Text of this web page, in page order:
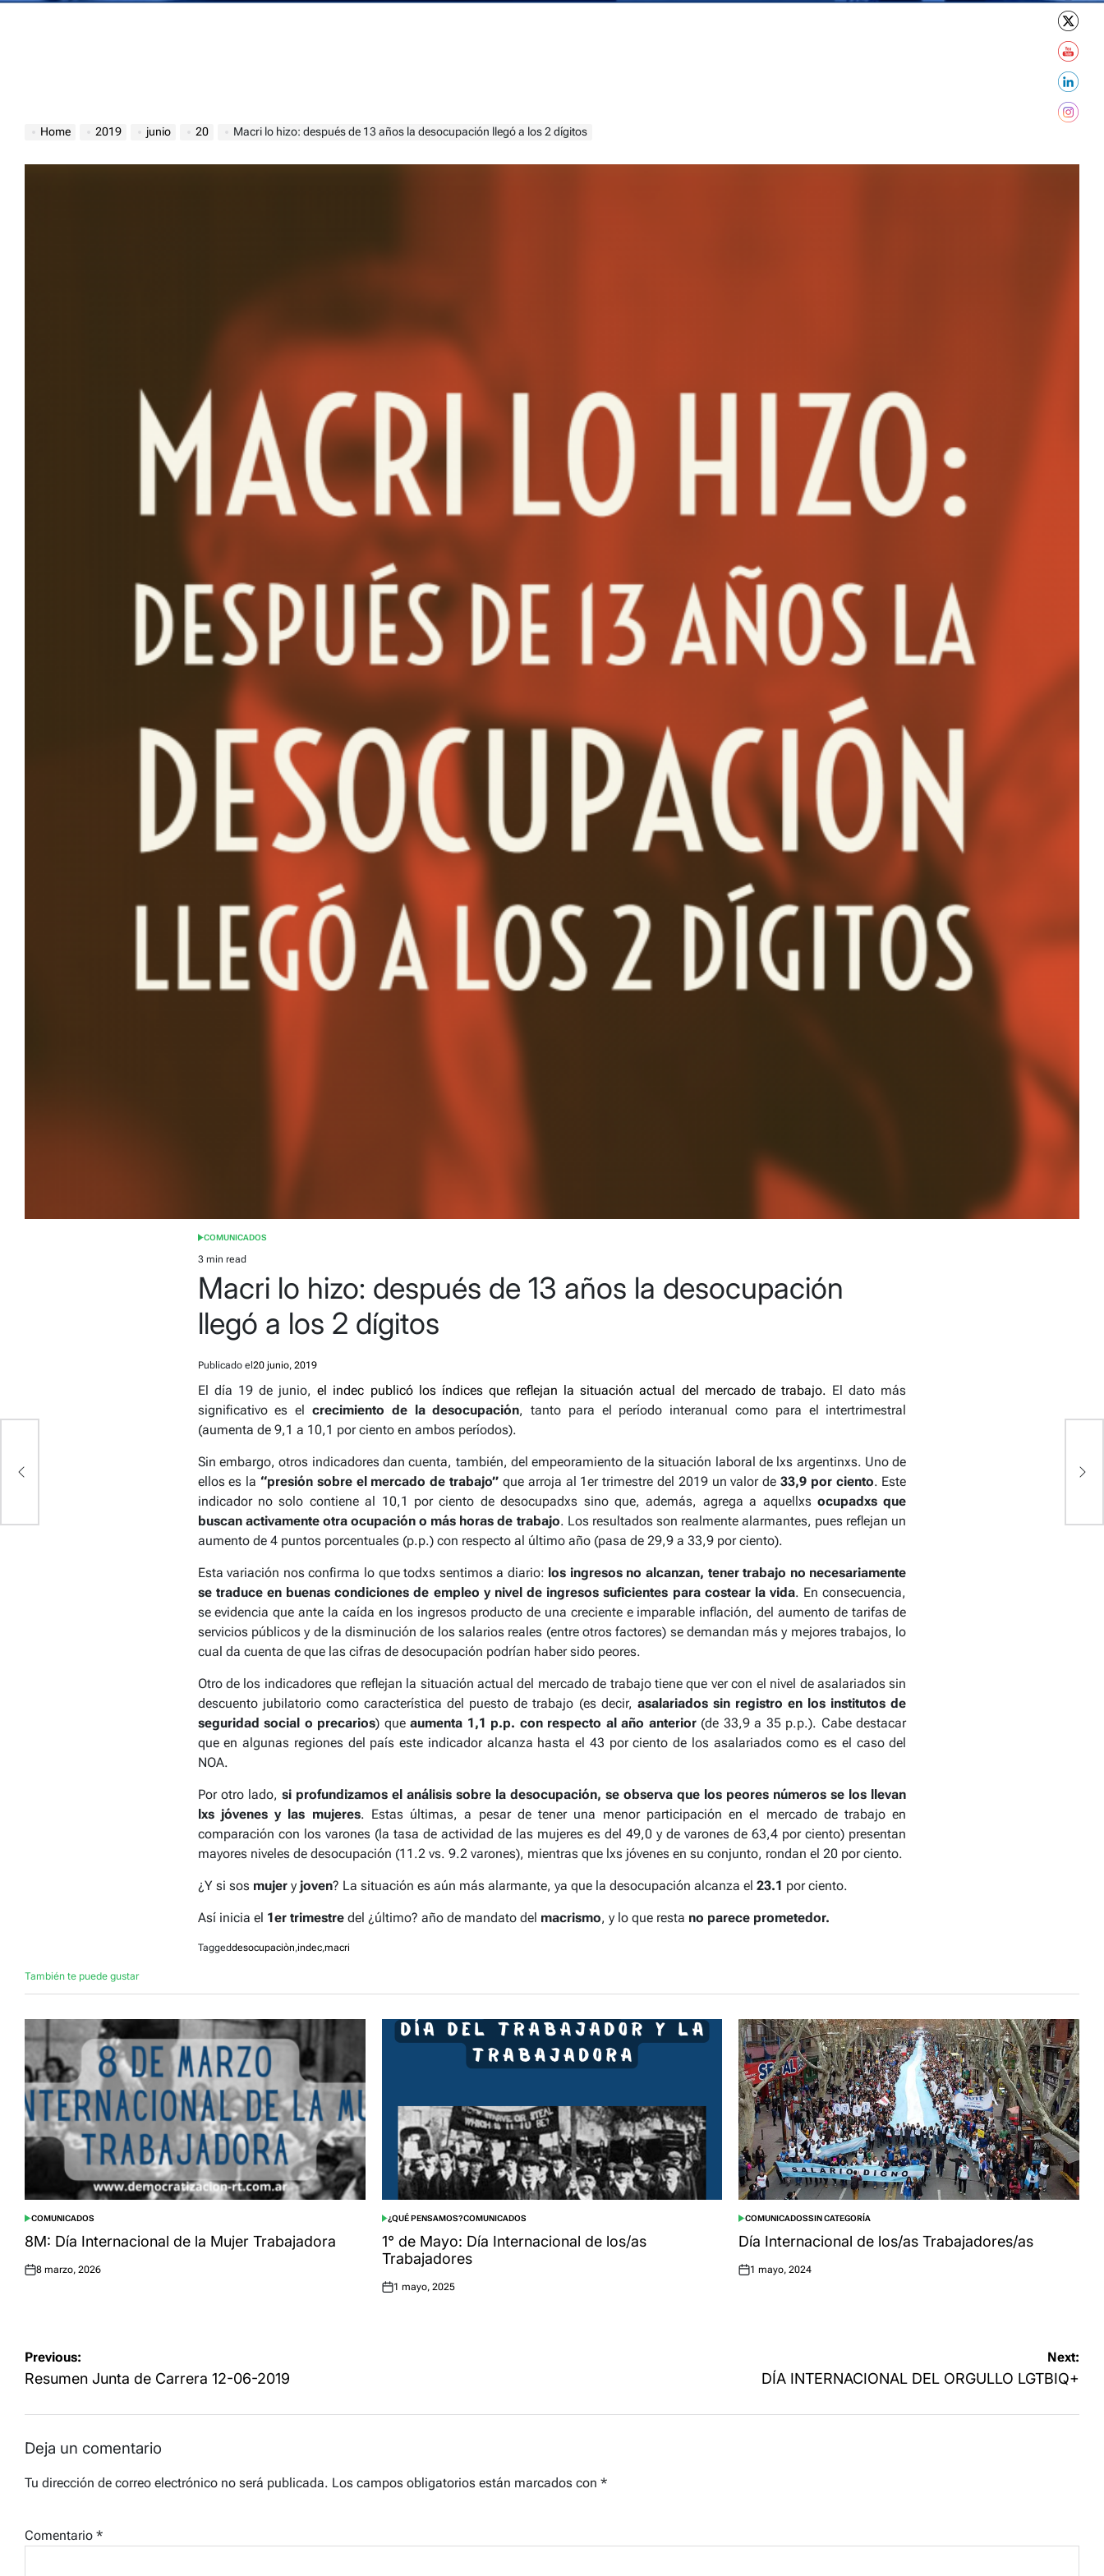
Home 2019 junio 20 Macri lo hizo: después de 13 años la desocupación llegó a los 2 dígitos
POSTED
IN
COMUNICADOS
Estimated
read
time
3 min read
Macri lo hizo: después de 13 años la desocupación
llegó a los 2 dígitos
Publicado el 20 junio, 2019
El día 19 de junio,el indec publicó los índices que reflejan la situación actual del mercado de trabajo. El dato más
significativo es el crecimiento de la desocupación, tanto para el período interanual como para el intertrimestral
(aumenta de 9,1 a 10,1 por ciento en ambos períodos).
Sin embargo, otros indicadores dan cuenta, también, del empeoramiento de la situación laboral de lxs argentinxs. Uno de
ellos es la “presión sobre el mercado de trabajo” que arroja al 1er trimestre del 2019 un valor de 33,9 por ciento. Este
indicador no solo contiene al 10,1 por ciento de desocupadxs sino que, además, agrega a aquellxs ocupadxs que
buscan activamente otra ocupación o más horas de trabajo. Los resultados son realmente alarmantes, pues reflejan un
aumento de 4 puntos porcentuales (p.p.) con respecto al último año (pasa de 29,9 a 33,9 por ciento).
Esta variación nos confirma lo que todxs sentimos a diario: los ingresos no alcanzan, tener trabajo no necesariamente
se traduce en buenas condiciones de empleo y nivel de ingresos suficientes para costear la vida. En consecuencia,
se evidencia que ante la caída en los ingresos producto de una creciente e imparable inflación, del aumento de tarifas de
servicios públicos y de la disminución de los salarios reales (entre otros factores) se demandan más y mejores trabajos, lo
cual da cuenta de que las cifras de desocupación podrían haber sido peores.
Otro de los indicadores que reflejan la situación actual del mercado de trabajo tiene que ver con el nivel de asalariados sin
descuento jubilatorio como característica del puesto de trabajo (es decir, asalariados sin registro en los institutos de
seguridad social o precarios) queaumenta 1,1 p.p. con respecto al año anterior(de 33,9 a 35 p.p.). Cabe destacar
que en algunas regiones del país este indicador alcanza hasta el 43 por ciento de los asalariados como es el caso del
NOA.
Por otro lado, si profundizamos el análisis sobre la desocupación, se observa que los peores números se los llevan
lxs jóvenes y las mujeres. Estas últimas, a pesar de tener una menor participación en el mercado de trabajo en
comparación con los varones (la tasa de actividad de las mujeres es del 49,0 y de varones de 63,4 por ciento) presentan
mayores niveles de desocupación (11.2 vs. 9.2 varones), mientras que lxs jóvenes en su conjunto, rondan el 20 por ciento.
¿Y si sos mujery joven? La situación es aún más alarmante, ya que la desocupación alcanza el 23.1 por ciento.
Así inicia el 1er trimestredel ¿último? año de mandato del macrismo, y lo que resta no parece prometedor.
Taggeddesocupaciòn,indec,macri
También te puede gustar
POSTED
IN
COMUNICADOS
8M: Día Internacional de la Mujer Trabajadora
Posted
8 marzo, 2026
POSTED
IN
¿QUÉ PENSAMOS?COMUNICADOS
1° de Mayo: Día Internacional de los/as
Trabajadores
Posted
1 mayo, 2025
POSTED
IN
COMUNICADOSSIN CATEGORÍA
Día Internacional de los/as Trabajadores/as
Posted
1 mayo, 2024
Navegación
de
Previous:
Resumen Junta de Carrera 12-06-2019
Next:
DÍA INTERNACIONAL DEL ORGULLO LGTBIQ+
Deja un comentario
Tu dirección de correo electrónico no será publicada. Los campos obligatorios están marcados con *
Comentario *